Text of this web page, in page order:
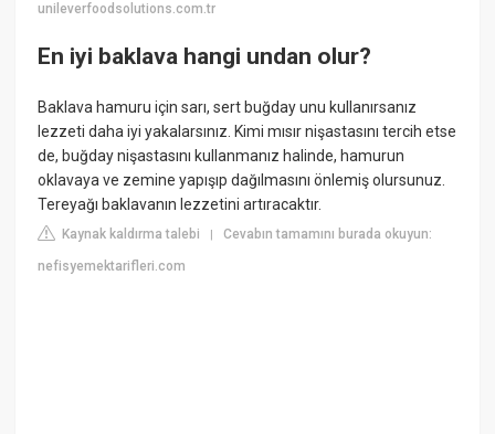
unileverfoodsolutions.com.tr
En iyi baklava hangi undan olur?
Baklava hamuru için sarı, sert buğday unu kullanırsanız
lezzeti daha iyi yakalarsınız. Kimi mısır nişastasını tercih etse
de, buğday nişastasını kullanmanız halinde, hamurun
oklavaya ve zemine yapışıp dağılmasını önlemiş olursunuz.
Tereyağı baklavanın lezzetini artıracaktır.
Kaynak kaldırma talebi |Cevabın tamamını burada okuyun:
nefisyemektarifleri.com